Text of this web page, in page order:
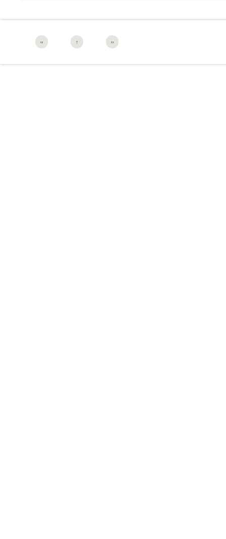
‹‹ ↑ ››